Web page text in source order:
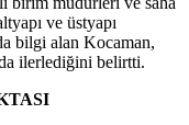
ve üstyapı
bilgi alan Kocaman,
ilerlediğini belirtti.